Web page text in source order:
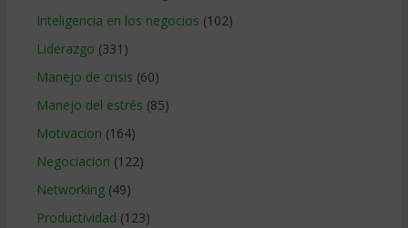
Inteligencia en los negocios (102)
Liderazgo (331)
Manejo de crisis (60)
Manejo del estrés (85)
Motivacion (164)
Negociacion (122)
Networking(49)
Productividad (123)